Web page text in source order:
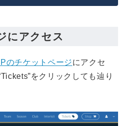
ケット売り場でも購入可能
にアクセス
のチケットページにアクセ
をクリックしても辿り